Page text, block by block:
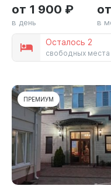
Осталось 2
свободных места
от 1 900 ₽
в день в
ПРЕМИУМ